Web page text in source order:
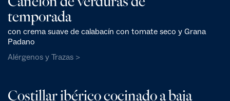
temporada
con crema suave de calabacín con tomate seco y Grana
Padano
Alérgenos y Trazas >
Costillar ibérico cocinado a baja